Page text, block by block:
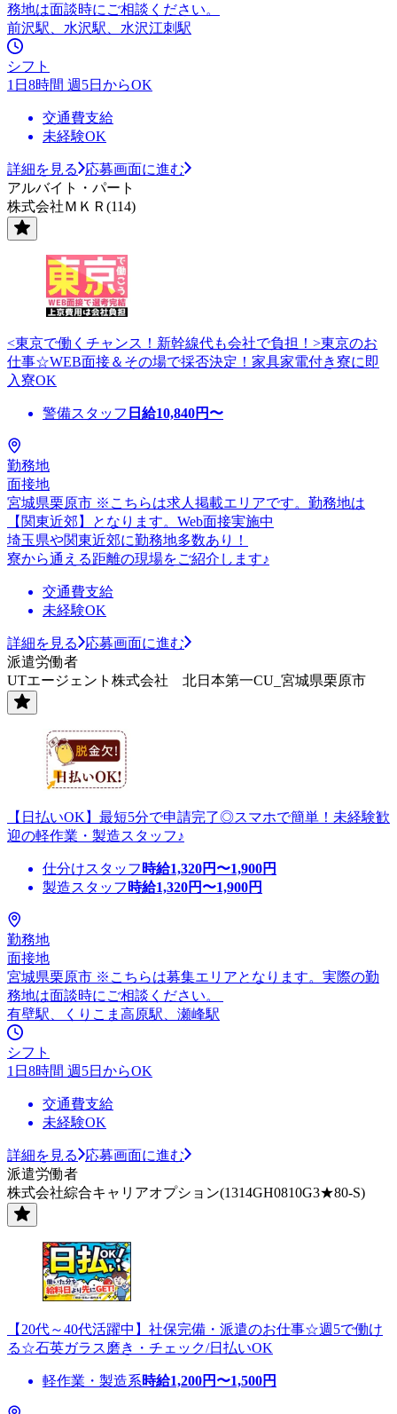
務地は面談時にご相談ください。
前沢駅、水沢駅、水沢江刺駅
シフト
1日8時間 週5日からOK
交通費支給
未経験OK
詳細を見る
応募画面に進む
アルバイト・パート
株式会社ＭＫＲ(114)
<東京で働くチャンス！新幹線代も会社で負担！>東京のお
仕事☆WEB面接＆その場で採否決定！家具家電付き寮に即
入寮OK
警備スタッフ 日給10,840円〜
勤務地
面接地
宮城県栗原市 ※こちらは求人掲載エリアです。勤務地は
【関東近郊】となります。Web面接実施中
埼玉県や関東近郊に勤務地多数あり！
寮から通える距離の現場をご紹介します♪
交通費支給
未経験OK
詳細を見る
応募画面に進む
派遣労働者
UTエージェント株式会社 北日本第一CU_宮城県栗原市
【日払いOK】最短5分で申請完了◎スマホで簡単！未経験歓
迎の軽作業・製造スタッフ♪
仕分けスタッフ 時給1,320円〜1,900円
製造スタッフ 時給1,320円〜1,900円
勤務地
面接地
宮城県栗原市 ※こちらは募集エリアとなります。実際の勤
務地は面談時にご相談ください。
有壁駅、くりこま高原駅、瀬峰駅
シフト
1日8時間 週5日からOK
交通費支給
未経験OK
詳細を見る
応募画面に進む
派遣労働者
株式会社綜合キャリアオプション(1314GH0810G3★80-S)
【20代～40代活躍中】社保完備・派遣のお仕事☆週5で働け
る☆石英ガラス磨き・チェック/日払いOK
軽作業・製造系時給1,200円〜1,500円